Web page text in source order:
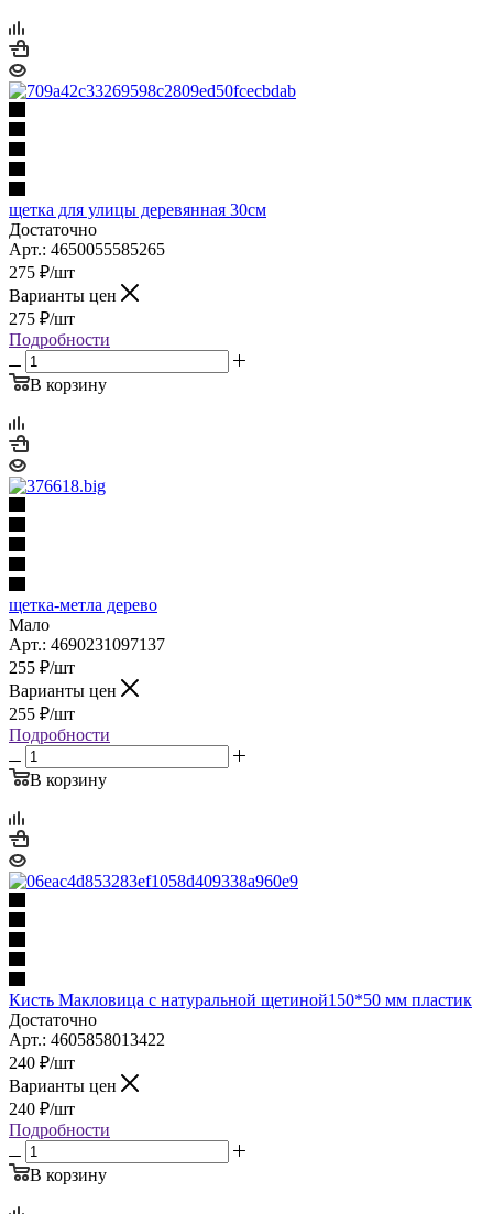
щетка для улицы деревянная 30см
Достаточно
Арт.: 4650055585265
275 ₽/шт
Варианты цен
275 ₽/шт
Подробности
В корзину
щетка-метла дерево
Мало
Арт.: 4690231097137
255 ₽/шт
Варианты цен
255 ₽/шт
Подробности
В корзину
Кисть Макловица с натуральной щетиной150*50 мм пластик
Достаточно
Арт.: 4605858013422
240 ₽/шт
Варианты цен
240 ₽/шт
Подробности
В корзину